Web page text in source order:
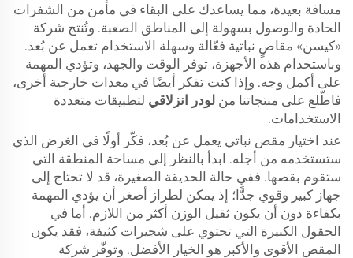
مسافة بعيدة، مما يساعدك على البقاء في مأمن من الشفرات
الحادة والوصول بسهولة إلى المناطق الصعبة. وتُنتج شركة
«كيسن» مقاصٍ نباتية فعّالة وسهلة الاستخدام تعمل عن بُعد.
وباستخدام هذه الأجهزة، توفر الوقت والجهد، وتؤدي المهمة
على أكمل وجه. وإذا كنت تفكر أيضًا في معدات خارجية أخرى،
فاطّلع على منتجاتنا من لودر انزلاقي لتطبيقات متعددة
الاستخدامات.
عند اختيار مقص نباتي يعمل عن بُعد، فكّر أولًا في الغرض الذي
ستستخدمه من أجله. ابدأ بالنظر إلى مساحة المنطقة التي
ستقوم بقصها. ففي حالة الحديقة الصغيرة، قد لا تحتاج إلى
جهاز كبير وقوي جدًّا؛ إذ يمكن لطراز أصغر أن يؤدي المهمة
بكفاءة دون أن يكون ثقيل الوزن أكثر من اللازم. أما في
الحقول الكبيرة التي تحتوي على شجيرات كثيفة، فقد يكون
المقص الأقوى والأكبر هو الخيار الأفضل. وتوفّر شركة